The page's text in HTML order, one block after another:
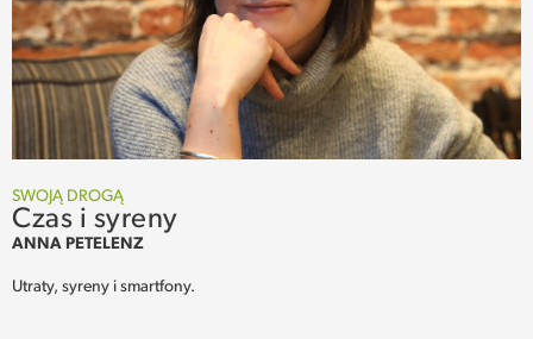
SWOJĄ DROGĄ
Czas i syreny
ANNA PETELENZ
Utraty, syreny i smartfony.